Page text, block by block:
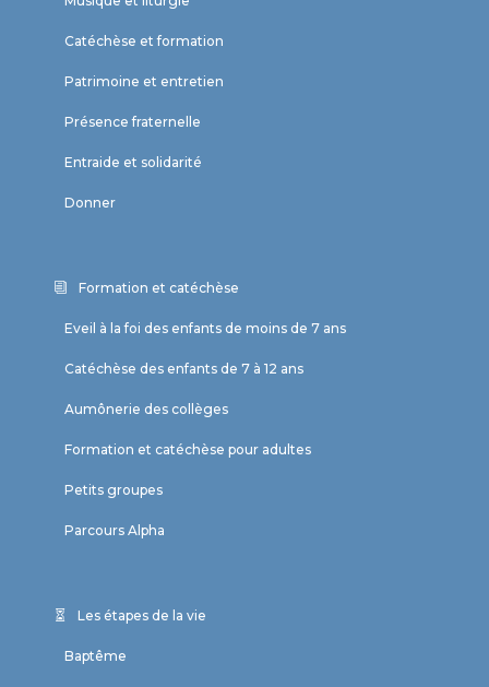
Catéchèse et formation
Patrimoine et entretien
Présence fraternelle
Entraide et solidarité
Donner
Formation et catéchèse
Eveil à la foi des enfants de moins de 7 ans
Catéchèse des enfants de 7 à 12 ans
Aumônerie des collèges
Formation et catéchèse pour adultes
Petits groupes
Parcours Alpha
Les étapes de la vie
Baptême